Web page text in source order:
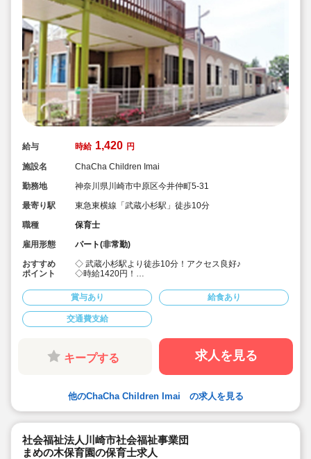
給与 時給 1,420 円
施設名
ChaCha Children Imai
勤務地
神奈川県川崎市中原区今井仲町5-31
最寄り駅
東急東横線「武蔵小杉駅」徒歩10分
職種
保育士
雇用形態
パート(非常勤)
おすすめ
ポイント
◇ 武蔵小杉駅より徒歩10分！アクセス良好♪
◇時給1420円！
募集です。シフト入れる方歓迎！時間固定もご相談くだ
さい♪
◇できることを必要以上に手伝わない方針です♪
◇園児の明るい声と仲間の優しさがあふれる環境♪
◇子供たち一人一人の個性を大切にする保育！
◇保育園が子どもも保育士も保護者の方にも落ち着いて
リラックスできる空間となるようカフェのような場所で
ありたいと思っています。姉妹園には、実際にカフェを
賞与あり 給食あり
交通費支給
キープする 求人を見る
他のChaCha Children Imai の求人を見る
社会福祉法人川崎市社会福祉事業団
まめの木保育園の保育士求人